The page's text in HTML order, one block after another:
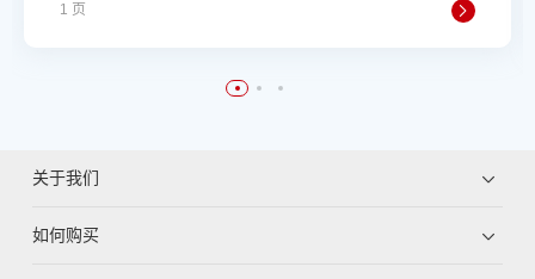
1 页
关于我们
如何购买